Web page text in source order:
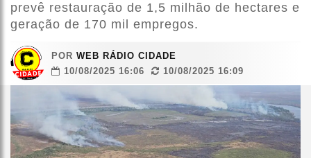
prevê restauração de 1,5 milhão de hectares e
geração de 170 mil empregos.
POR WEB RÁDIO CIDADE
10/08/2025 16:06
10/08/2025 16:09